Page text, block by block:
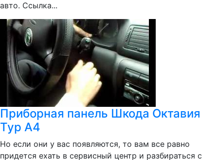
авто. Ссылка...
Приборная панель Шкода Октавия
Тур А4
Но если они у вас появляются, то вам все равно
придется ехать в сервисный центр и разбираться с